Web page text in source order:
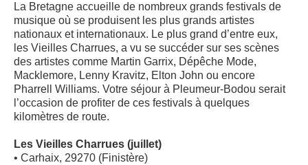
La Bretagne accueille de nombreux grands festivals de
musique où se produisent les plus grands artistes
nationaux et internationaux. Le plus grand d’entre eux,
les Vieilles Charrues, a vu se succéder sur ses scènes
des artistes comme Martin Garrix, Dépêche Mode,
Macklemore, Lenny Kravitz, Elton John ou encore
Pharrell Williams. Votre séjour à Pleumeur-Bodou serait
l’occasion de profiter de ces festivals à quelques
kilomètres de route.
Les Vieilles Charrues (juillet)
• Carhaix, 29270 (Finistère)